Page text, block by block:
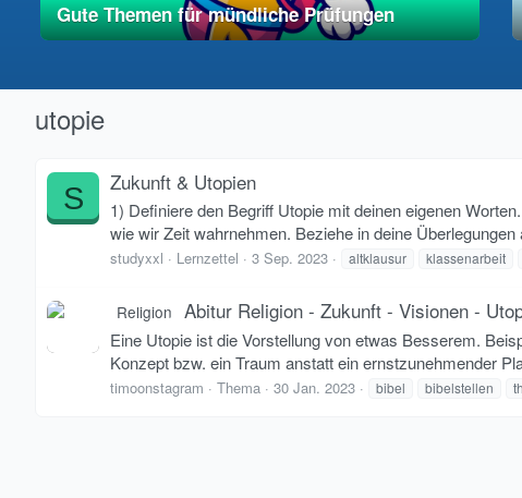
Gute Themen für mündliche Prüfungen
utopie
S Zukunft & Utopien
1) Definiere den Begriff Utopie mit deinen eigenen
wie wir Zeit wahrnehmen. Beziehe in deine
studyxxl Lernzettel 3 Sep. 2023 altklausur klassenarbeit
Religion Abitur Religion - Zukunft - Visionen -
Eine Utopie ist die Vorstellung von etwas Besserem.
Konzept bzw. ein Traum anstatt ein ernstzunehmender
timoonstagram Thema 30 Jan. 2023 bibel bibelstellen